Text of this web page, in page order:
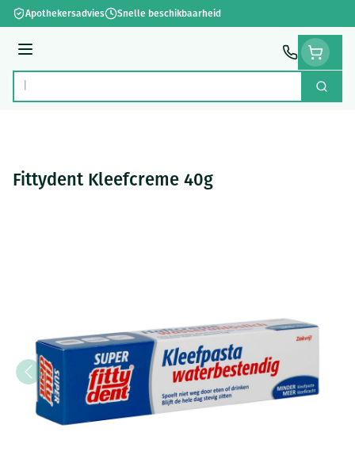
Ga naar de inhoud
Apothekersadvies Snelle beschikbaarheid
Menu
Product, merk, categorie... Zoek
Fittydent Kleefcreme 40g